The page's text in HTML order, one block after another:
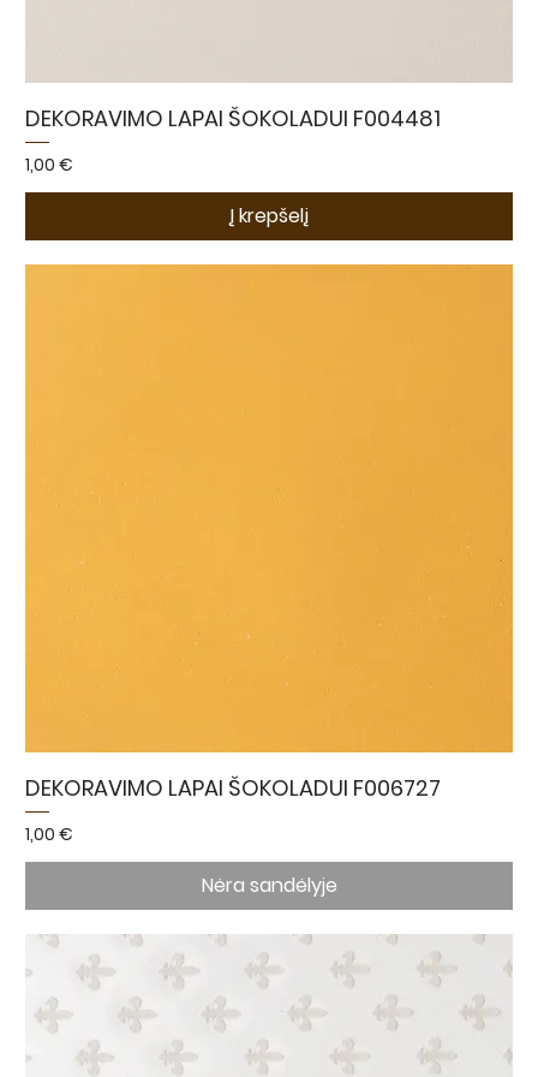
DEKORAVIMO LAPAI ŠOKOLADUI F004481
Kaina
1,00 €
Į krepšelį
DEKORAVIMO LAPAI ŠOKOLADUI F006727
Kaina
1,00 €
Nėra sandėlyje